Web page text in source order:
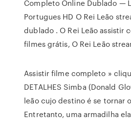
Completo Online Dublado —
Portugues HD O Rei Leão
dublado . O Rei Leão assistir
filmes grátis, O Rei Leão
Assistir filme completo »
DETALHES Simba (Donald
leão cujo destino é se tornar
Entretanto, uma armadilha